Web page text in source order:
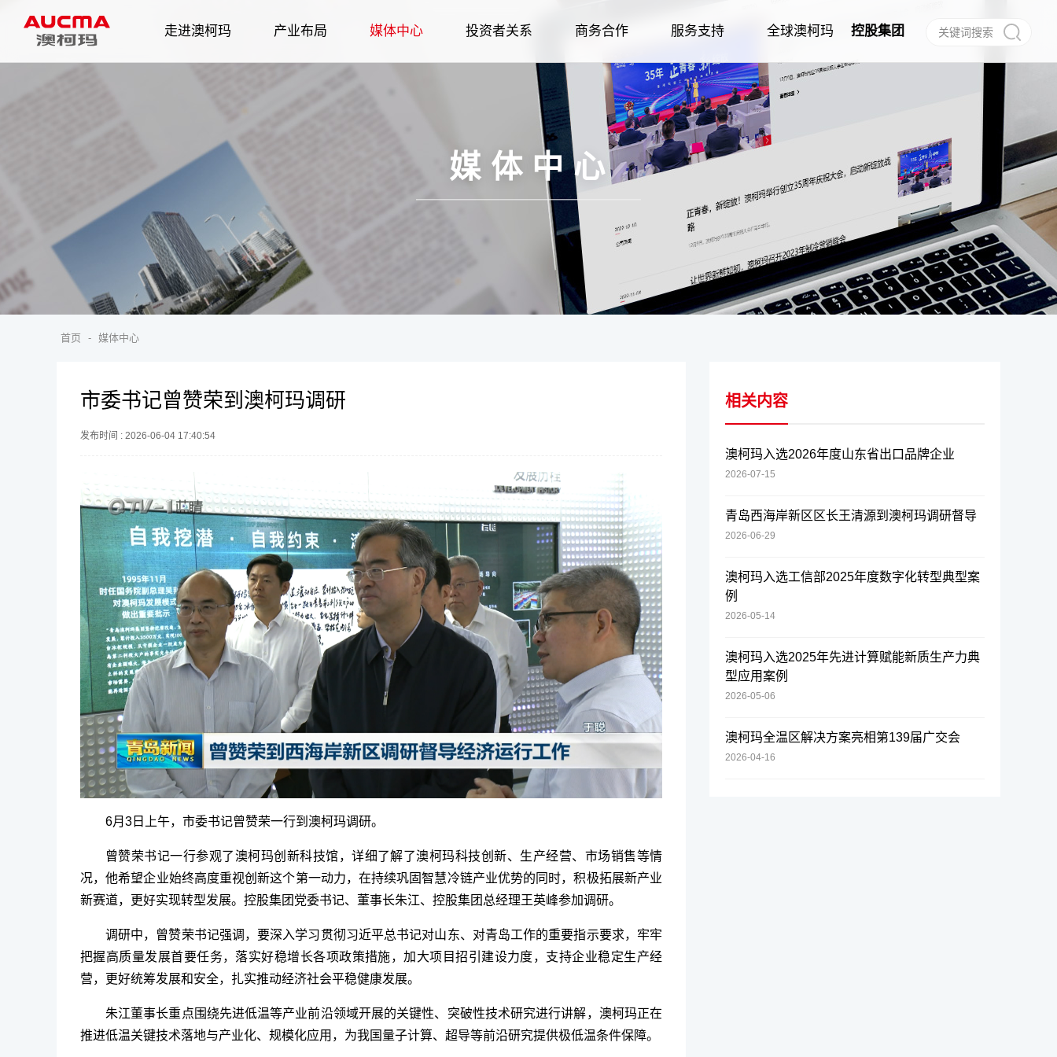
走进澳柯玛
企业图腾 科技创新
产业布局
生物医疗
媒体中心 投资者关系
股票信息 信息披露 信息公告
商务合作
招标采购 供应商合作 经销商合作
服务支持
金海豚服务 报装报修 在线建档 电子说明书
全球澳柯玛 控股集团
企业荣誉 企业文化 社会责任
智慧冷链 生物医疗
媒体报道 品牌故事
信息披露 信息公告
经销商合作 合作伙伴
在线建档 呼叫中心
社会招聘 校园招聘
企业用户 人力资源
媒体中心
首页 - 媒体中心
市委书记曾赞荣到澳柯玛调研
发布时间 : 2026-06-04 17:40:54
6月3日上午，市委书记曾赞荣一行到澳柯玛调研。
曾赞荣书记一行参观了澳柯玛创新科技馆，详细了解了澳柯玛科技创新、生产经营、市场销售等情
况，他希望企业始终高度重视创新这个第一动力，在持续巩固智慧冷链产业优势的同时，积极拓展新产业
新赛道，更好实现转型发展。控股集团党委书记、董事长朱江、控股集团总经理王英峰参加调研。
调研中，曾赞荣书记强调，要深入学习贯彻习近平总书记对山东、对青岛工作的重要指示要求，牢牢
把握高质量发展首要任务，落实好稳增长各项政策措施，加大项目招引建设力度，支持企业稳定生产经
营，更好统筹发展和安全，扎实推动经济社会平稳健康发展。
朱江董事长重点围绕先进低温等产业前沿领域开展的关键性、突破性技术研究进行讲解，澳柯玛正在
推进低温关键技术落地与产业化、规模化应用，为我国量子计算、超导等前沿研究提供极低温条件保障。
相关内容
澳柯玛入选2026年度山东省出口品牌企业
2026-07-15
青岛西海岸新区区长王清源到澳柯玛调研督导
2026-06-29
澳柯玛入选工信部2025年度数字化转型典型案
例
2026-05-14
澳柯玛入选2025年先进计算赋能新质生产力典
型应用案例
2026-05-06
澳柯玛全温区解决方案亮相第139届广交会
2026-04-16